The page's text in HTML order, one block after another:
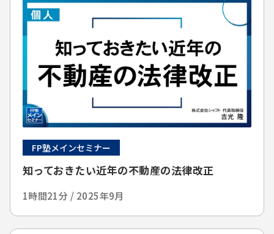
FP塾メインセミナー
知っておきたい近年の不動産の法律改正
1時間21分 / 2025年9月